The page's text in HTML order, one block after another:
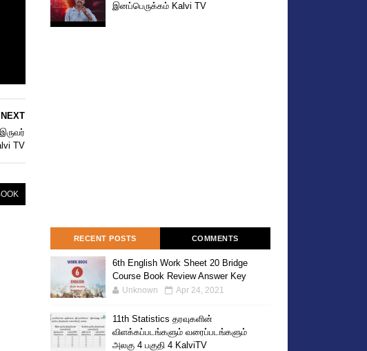
NEXT
TV
இனப்பெருக்கம் Kalvi TV
RECENT POSTS COMMENTS
6th English Work Sheet 20 Bridge
Course Book Review Answer Key
Unknown Apr 24, 2021
11th Statistics தரவுகளின்
விளக்கப்படங்களும் வரைப்படங்களும்
அலகு 4 பகுதி 4 KalviTV